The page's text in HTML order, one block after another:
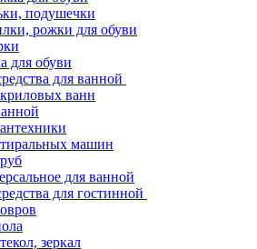
подушечки
рожки для обуви
для обуви
для ванной
ванн
машин
для ванной
для гостинной
зеркал